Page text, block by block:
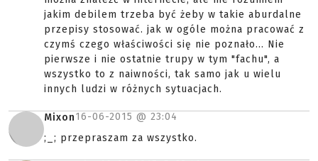
jakim debilem trzeba być żeby w takie aburdalne
przepisy stosować. jak w ogóle można pracować z
czymś czego właściwości się nie poznało... Nie
pierwsze i nie ostatnie trupy w tym "fachu", a
wszystko to z naiwności, tak samo jak u wielu
innych ludzi w różnych sytuacjach.
Mixon16-06-2015 @ 23:04
;_; przepraszam za wszystko.